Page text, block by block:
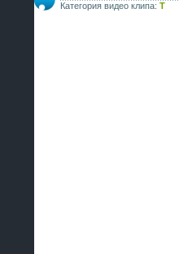
Категория видео клипа: T